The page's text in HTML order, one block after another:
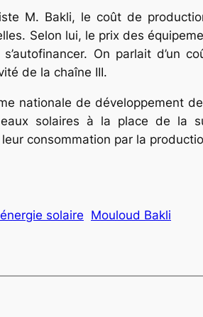
M. Bakli, le coût de
Selon lui, le prix des
s’autofinancer. On parlait
de la chaîne III.
nationale de développement
solaires à la place de la
consommation par la
énergie solaire Mouloud Bakli